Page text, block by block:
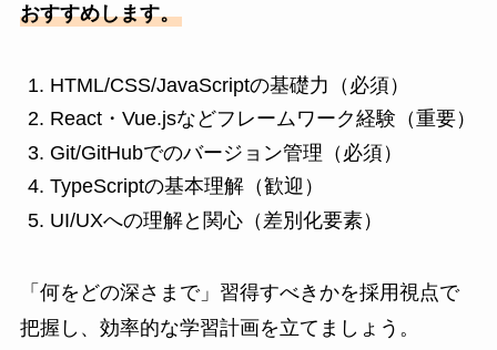
おすすめします。
HTML/CSS/JavaScriptの基礎力（必須）
React・Vue.jsなどフレームワーク経験（重要）
Git/GitHubでのバージョン管理（必須）
TypeScriptの基本理解（歓迎）
UI/UXへの理解と関心（差別化要素）
「何をどの深さまで」習得すべきかを採用視点で
把握し、効率的な学習計画を立てましょう。